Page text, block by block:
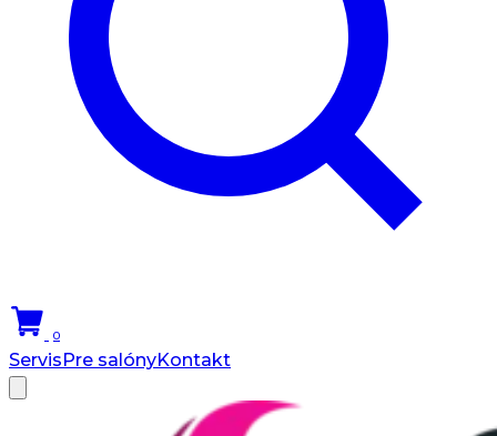
0
ServisPre salónyKontakt